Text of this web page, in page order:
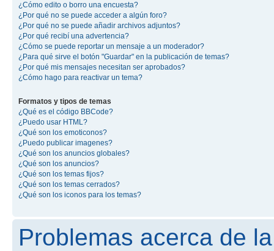
¿Cómo edito o borro una encuesta?
¿Por qué no se puede acceder a algún foro?
¿Por qué no se puede añadir archivos adjuntos?
¿Por qué recibí una advertencia?
¿Cómo se puede reportar un mensaje a un moderador?
¿Para qué sirve el botón "Guardar" en la publicación de temas?
¿Por qué mis mensajes necesitan ser aprobados?
¿Cómo hago para reactivar un tema?
Formatos y tipos de temas
¿Qué es el código BBCode?
¿Puedo usar HTML?
¿Qué son los emoticonos?
¿Puedo publicar imagenes?
¿Qué son los anuncios globales?
¿Qué son los anuncios?
¿Qué son los temas fijos?
¿Qué son los temas cerrados?
¿Qué son los iconos para los temas?
Problemas acerca de